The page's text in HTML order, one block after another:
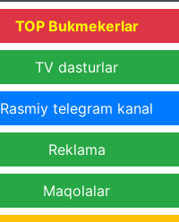
TOP Bukmekerlar
TV dasturlar
Rasmiy telegram kanal
Reklama
Maqolalar